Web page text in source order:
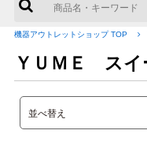
機器アウトレットショップ TOP
ＹＵＭＥ スイ